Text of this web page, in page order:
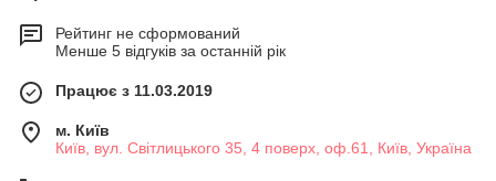
Рейтинг не сформований
Менше 5 відгуків за останній рік
Працює з 11.03.2019
м. Київ
Київ, вул. Світлицького 35, 4 поверх, оф.61, Київ, Україна